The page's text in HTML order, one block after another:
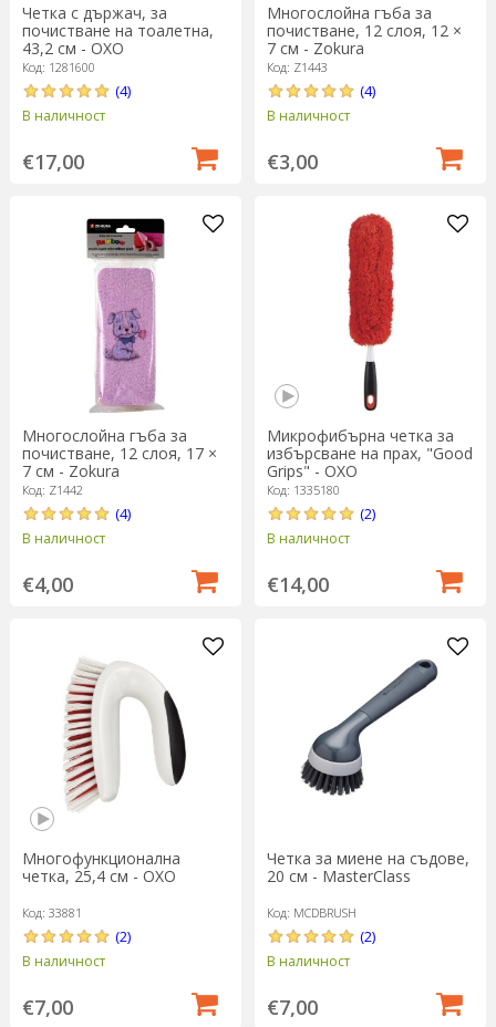
Четка с държач, за
почистване на тоалетна,
43,2 см - OXO
Код: 1281600
(4)
В наличност
€17,00
Многослойна гъба за
почистване, 12 слоя, 12 ×
7 см - Zokura
Код: Z1443
(4)
В наличност
€3,00
Многослойна гъба за
почистване, 12 слоя, 17 ×
7 см - Zokura
Код: Z1442
(4)
В наличност
€4,00
Микрофибърна четка за
избърсване на прах, "Good
Grips" - OXO
Код: 1335180
(2)
В наличност
€14,00
Многофункционална
четка, 25,4 см - OXO
Код: 33881
(2)
В наличност
€7,00
Четка за миене на съдове,
20 см - MasterClass
Код: MCDBRUSH
(2)
В наличност
€7,00